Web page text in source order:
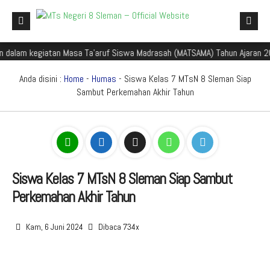
Beranda
Profil Madrasah
Aplikasi Madrasah
PMBM
Perpustakaan Madyadesta
Zona Integritas
kegiatan Masa Ta'aruf Siswa Madrasah (MATSAMA) Tahun Ajaran
Anda disini : Home - Humas - Siswa Kelas 7 MTsN 8 Sleman Siap
Sambut Perkemahan Akhir Tahun
Siswa Kelas 7 MTsN 8 Sleman Siap Sambut
Perkemahan Akhir Tahun
Kam, 6 Juni 2024 Dibaca 734x